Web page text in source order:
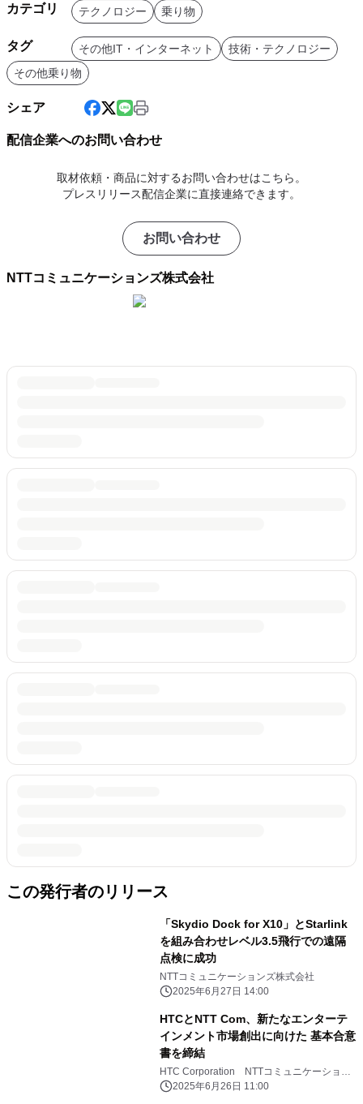
カテゴリ テクノロジー 乗り物
タグ その他IT・インターネット
技術・テクノロジー
その他乗り物
シェア
配信企業へのお問い合わせ
取材依頼・商品に対するお問い合わせはこちら。
プレスリリース配信企業に直接連絡できます。
お問い合わせ
NTTコミュニケーションズ株式会社
この発行者のリリース
「Skydio Dock for X10」とStarlink
を組み合わせレベル3.5飛行での遠隔
点検に成功
NTTコミュニケーションズ株式会社
2025年6月27日 14:00
HTCとNTT Com、新たなエンターテ
インメント市場創出に向けた 基本合意
書を締結
HTC Corporation NTTコミュニケーション
ズ株式会社
2025年6月26日 11:00